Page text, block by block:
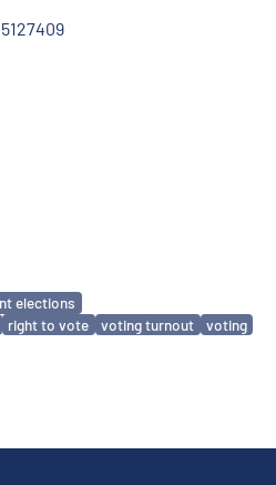
elections
right to vote voting turnout voting